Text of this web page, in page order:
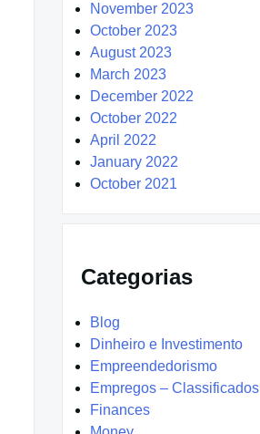
November 2023
October 2023
August 2023
March 2023
December 2022
October 2022
April 2022
January 2022
October 2021
Categorias
Blog
Dinheiro e Investimento
Empreendedorismo
Empregos – Classificados
Finances